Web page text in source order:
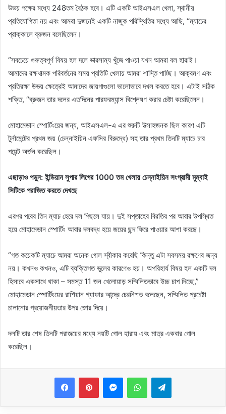
উভয় পক্ষের মধ্যে 248তম বৈঠক হবে। এটি একটি আইএসএল খেলা, স্থানীয়
প্রতিযোগিতা নয় এবং আমরা দুজনেই একটি নাজুক পরিস্থিতির মধ্যে আছি, “ম্যাচের
প্রাক্কালে ব্রুজন বলেছিলেন।
“সবচেয়ে গুরুত্বপূর্ণ বিষয় হল দলে ভারসাম্য খুঁজে পাওয়া যখন আমরা বল হারাই।
আমাদের রক্ষণাত্মক পরিবর্তনের সময় প্রতিটি খেলায় আমরা শাস্তি পাচ্ছি। আক্রমণ এবং
প্রতিরক্ষা উভয় ক্ষেত্রেই আমাদের জায়গাগুলো ভালোভাবে দখল করতে হবে। এটাই সঠিক
শক্তি, “ব্রুজন তার দলের এতদিনের পারফরম্যান্স বিশ্লেষণ করার চেষ্টা করেছিলেন।
মোহামেডান স্পোর্টিংয়ের জন্য, আইএসএল-এ এর শুরুটি উত্সাহজনক ছিল কারণ এটি
টুর্নামেন্টের প্রথম জয় (চেন্নাইয়িন এফসির বিরুদ্ধে) সহ তার প্রথম তিনটি ম্যাচে চার
পয়েন্ট অর্জন করেছিল।
এছাড়াও পড়ুন: ইন্ডিয়ান সুপার লিগের 1000 তম খেলায় চেন্নাইয়িন সংগ্রামী মুম্বাই
সিটিকে পরাজিত করতে দেখছে
এরপর পরের তিন ম্যাচ হেরে দল পিছলে যায়। দুই সপ্তাহের বিরতির পর আবার উপস্থিত
হয়ে মোহামেডান স্পোর্টিং আবার দলবদ্ধ হয়ে জয়ের ছন্দ ফিরে পাওয়ার আশা করছে।
“গত কয়েকটি ম্যাচে আমরা অনেক গোল স্বীকার করেছি কিন্তু এটা সবসময় রক্ষণের জন্য
নয়। কখনও কখনও, এটি ব্যক্তিগত ভুলের কারণেও হয়। অপরিহার্য বিষয় হল একটি দল
হিসাবে একসাথে থাকা – সমস্ত 11 জন খেলোয়াড় সম্মিলিতভাবে উচ্চ চাপ দিচ্ছে,”
মোহামেডান স্পোর্টিংয়ের রাশিয়ান গ্যাফার আন্দ্রে চেরনিশভ বলেছেন, সম্মিলিত প্রচেষ্টা
চালানোর প্রয়োজনীয়তার উপর জোর দিয়ে।
দলটি তার শেষ তিনটি পরাজয়ের মধ্যে নয়টি গোল হারায় এবং মাত্র একবার গোল
করেছিল।
MessengerWhatsAppTelegram